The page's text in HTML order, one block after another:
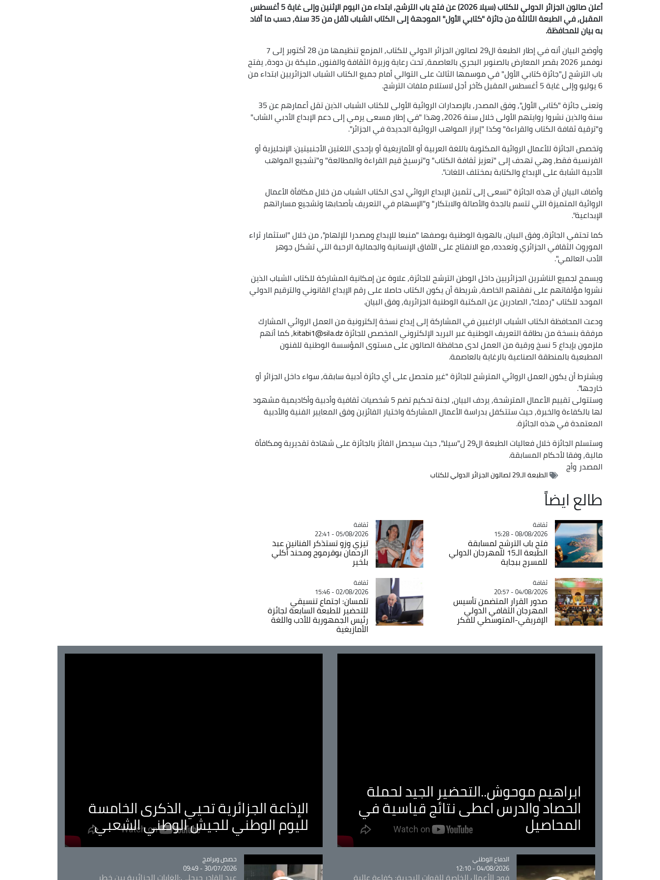
أعلن صالون الجزائر الدولي للكتاب (سيلا 2026) عن فتح باب الترشح, ابتداء من اليوم الإثنين وإلى غاية 5 أغسطس
المقبل, في الطبعة الثالثة من جائزة "كتابي الأول" الموجهة إلى الكتاب الشباب لأقل من 35 سنة, حسب ما أفاد
به بيان للمحافظة.
وأوضح البيان أنه في إطار الطبعة ال29 لصالون الجزائر الدولي للكتاب, المزمع تنظيمها من 28 أكتوبر إلى 7
نوفمبر 2026 بقصر المعارض بالصنوبر البحري بالعاصمة, تحت رعاية وزيرة الثقافة والفنون, مليكة بن دودة, يفتح
باب الترشح ل"جائزة كتابي الأول" في موسمها الثالث على التوالي أمام جميع الكتاب الشباب الجزائريين ابتداء من
6 يوليو وإلى غاية 5 أغسطس المقبل كآخر أجل لاستلام ملفات الترشح.
وتعنى جائزة "كتابي الأول", وفق المصدر, بالإصدارات الروائية الأولى للكتاب الشباب الذين تقل أعمارهم عن 35
سنة والذين نشروا روايتهم الأولى خلال سنة 2026, وهذا "في إطار مسعى يرمي إلى دعم الإبداع الأدبي الشاب"
و"ترقية ثقافة الكتاب والقراءة" وكذا "إبراز المواهب الروائية الجديدة في الجزائر".
وتخصص الجائزة للأعمال الروائية المكتوبة باللغة العربية أو الأمازيغية أو بإحدى اللغتين الأجنبيتين: الإنجليزية أو
الفرنسية فقط, وهي تهدف إلى "تعزيز ثقافة الكتاب" و"ترسيخ قيم القراءة والمطالعة" و"تشجيع المواهب
الأدبية الشابة على الإبداع والكتابة بمختلف اللغات".
وأضاف البيان أن هذه الجائزة "تسعى إلى تثمين الإبداع الروائي لدى الكتاب الشباب من خلال مكافأة الأعمال
الروائية المتميزة التي تتسم بالجدة والأصالة والابتكار" و"الإسهام في التعريف بأصحابها وتشجيع مساراتهم
الإبداعية".
كما تحتفي الجائزة, وفق البيان, بالهوية الوطنية بوصفها "منبعا للإبداع ومصدرا للإلهام", من خلال "استثمار ثراء
الموروث الثقافي الجزائري وتعدده, مع الانفتاح على الآفاق الإنسانية والجمالية الرحبة التي تشكل جوهر
الأدب العالمي".
ويسمح لجميع الناشرين الجزائريين داخل الوطن الترشح للجائزة, علاوة عن إمكانية المشاركة للكتاب الشباب الذين
نشروا مؤلفاتهم على نفقتهم الخاصة, شريطة أن يكون الكتاب حاصلا على رقم الإيداع القانوني والترقيم الدولي
الموحد للكتاب "ردمك", الصادرين عن المكتبة الوطنية الجزائرية, وفق البيان.
ودعت المحافظة الكتاب الشباب الراغبين في المشاركة إلى إيداع نسخة إلكترونية من العمل الروائي المشارك
مرفقة بنسخة من بطاقة التعريف الوطنية عبر البريد الإلكتروني المخصص للجائزةkitabi1@sila.dz, كما أنهم
ملزمون بإيداع 5 نسخ ورقية من العمل لدى محافظة الصالون على مستوى المؤسسة الوطنية للفنون
المطبعية بالمنطقة الصناعية بالرغاية بالعاصمة.
ويشترط أن يكون العمل الروائي المترشح للجائزة "غير متحصل على أي جائزة أدبية سابقة, سواء داخل الجزائر أو
خارجها".
وستتولى تقييم الأعمال المترشحة, يردف البيان, لجنة تحكيم تضم 5 شخصيات ثقافية وأدبية وأكاديمية مشهود
لها بالكفاءة والخبرة, حيث ستتكفل بدراسة الأعمال المشاركة واختيار الفائزين وفق المعايير الفنية والأدبية
المعتمدة في هذه الجائزة.
وستسلم الجائزة خلال فعاليات الطبعة ال29 ل"سيلا", حيث سيحصل الفائز بالجائزة على شهادة تقديرية ومكافأة
مالية, وفقا لأحكام المسابقة.
المصدر وأج
الطبعة الـ29 لصالون الجزائر الدولي للكتاب
طالع ايضاً
Catégorie
ثقافة
08/08/2026 - 15:28
فتح باب الترشح لمسابقة
الطبعة الـ15 للمهرجان الدولي
للمسرح ببجاية
Catégorie
ثقافة
05/08/2026 - 22:41
تيزي وزو تستذكر الفنانين عبد
الرحمان بوقرموح ومحند أكلي
بلخير
Catégorie
ثقافة
04/08/2026 - 20:57
صدور القرار المتضمن تأسيس
المهرجان الثقافي الدولي
الإفريقي-المتوسطي للفكر
Catégorie
ثقافة
02/08/2026 - 15:46
تلمسان: اجتماع تنسيقي
للتحضير للطبعة السابعة لجائزة
رئيس الجمهورية للأدب واللغة
الأمازيغية
ابراهيم موحوش..التحضير الجيد لحملة
الحصاد والدرس اعطى نتائج قياسية في
المحاصيل
الإذاعة الجزائرية تحيي الذكرى الخامسة
لليوم الوطني للجيش الوطني الشعبي
Catégorie
الدفاع الوطني
04/08/2026 - 12:10
Catégorie
حصص وبرامج
30/07/2026 - 09:49